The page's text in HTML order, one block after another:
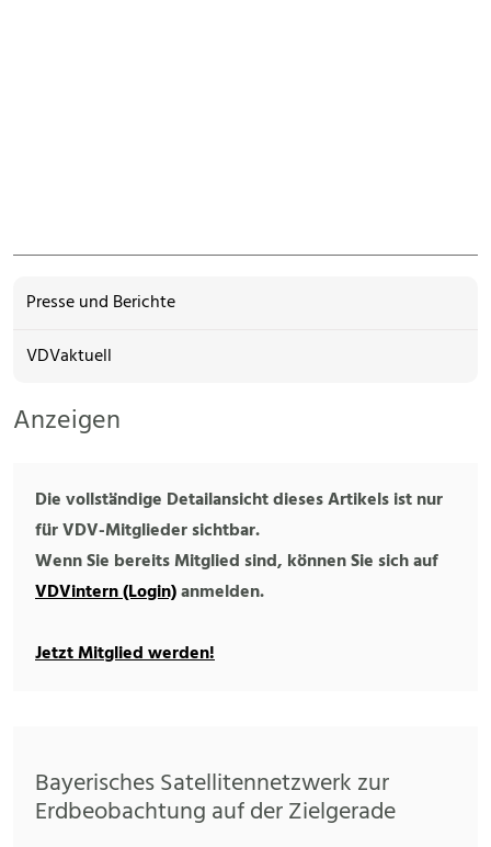
Presse und Berichte
VDVaktuell
Anzeigen
Die vollständige Detailansicht dieses Artikels ist nur
für VDV-Mitglieder sichtbar.
Wenn Sie bereits Mitglied sind, können Sie sich auf
VDVintern (Login)anmelden.
Jetzt Mitglied werden!
Bayerisches Satellitennetzwerk zur
Erdbeobachtung auf der Zielgerade